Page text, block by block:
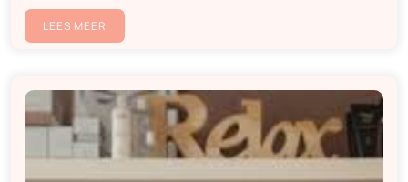
LEES MEER